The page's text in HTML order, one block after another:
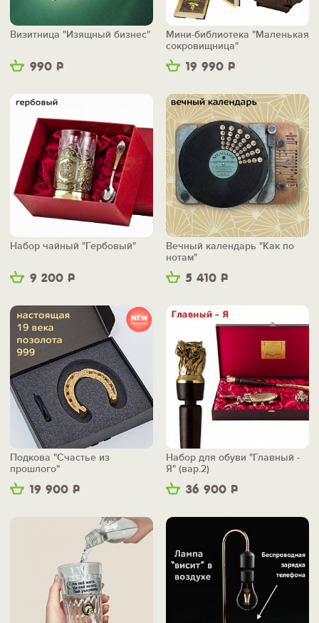
990 Р
Визитница "Изящный бизнес"
19 990 Р
Мини-библиотека "Маленькая
сокровищница"
9 200 Р
Набор чайный "Гербовый"
5 410 Р
Вечный календарь "Как по
нотам"
19 900 Р
Подкова "Счастье из
прошлого"
36 900 Р
Набор для обуви "Главный -
Я" (вар.2)